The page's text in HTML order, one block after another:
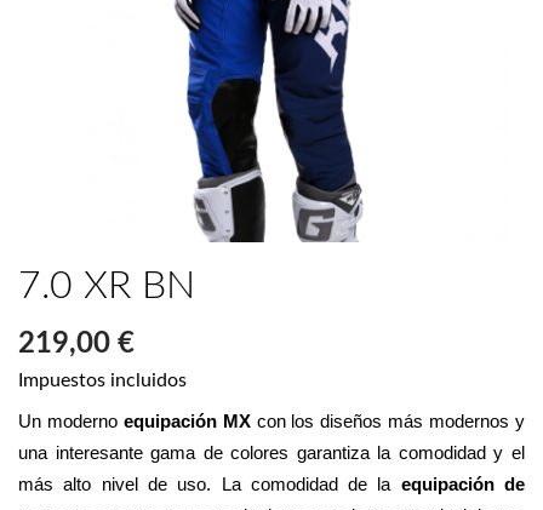
7.0 XR BN
219,00 €
Impuestos incluidos
Un moderno equipación MX con los diseños más modernos y
una interesante gama de colores garantiza la comodidad y el
más alto nivel de uso. La comodidad de la equipación de